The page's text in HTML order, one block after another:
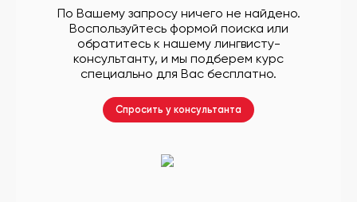
Выбрать
другой
город:
Москва
По Вашему запросу ничего не найдено.
Воспользуйтесь формой поиска или
обратитесь к нашему лингвисту-
консультанту, и мы подберем курс
специально для Вас бесплатно.
Спросить у консультанта